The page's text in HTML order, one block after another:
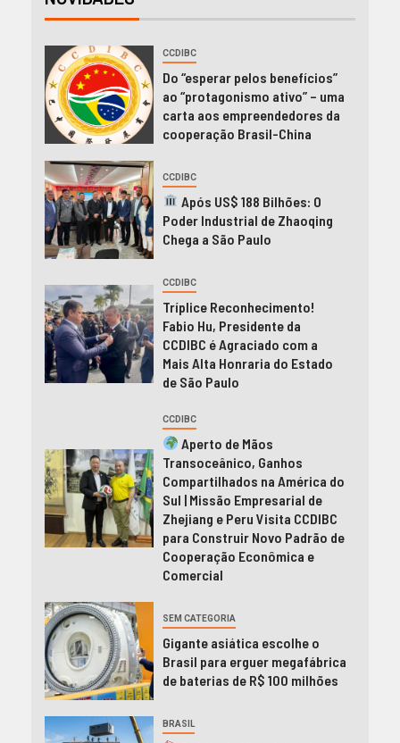
CCDIBC
Do “esperar pelos benefícios”
ao “protagonismo ativo” – uma
carta aos empreendedores da
cooperação Brasil-China
CCDIBC
Após US$ 188 Bilhões: O
Poder Industrial de Zhaoqing
Chega a São Paulo
CCDIBC
Tríplice Reconhecimento!
Fabio Hu, Presidente da
CCDIBC é Agraciado com a
Mais Alta Honraria do Estado
de São Paulo
CCDIBC
Aperto de Mãos
Transoceânico, Ganhos
Compartilhados na América do
Sul | Missão Empresarial de
Zhejiang e Peru Visita CCDIBC
para Construir Novo Padrão de
Cooperação Econômica e
Comercial
SEM CATEGORIA
Gigante asiática escolhe o
Brasil para erguer megafábrica
de baterias de R$ 100 milhões
BRASIL